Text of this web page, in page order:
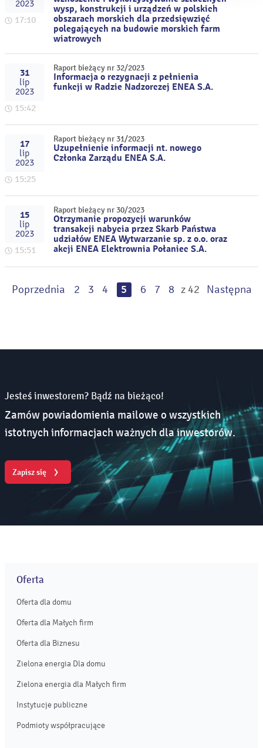
2023
17:10
wysp, konstrukcji i urządzeń w polskich
obszarach morskich dla przedsięwzięć
polegających na budowie morskich farm
wiatrowych
31
lip
2023
15:42
Raport bieżący nr 32/2023
Informacja o rezygnacji z pełnienia
funkcji w Radzie Nadzorczej ENEA S.A.
17
lip
2023
15:25
Raport bieżący nr 31/2023
Uzupełnienie informacji nt. nowego
Członka Zarządu ENEA S.A.
15
lip
2023
15:51
Raport bieżący nr 30/2023
Otrzymanie propozycji warunków
transakcji nabycia przez Skarb Państwa
udziałów ENEA Wytwarzanie sp. z o.o. oraz
akcji ENEA Elektrownia Połaniec S.A.
Poprzednia 2 3 4 5 6 7 8 z 42 Następna
Jesteś inwestorem? Bądź na bieżąco!
Zamów powiadomienia mailowe o wszystkich
istotnych informacjach ważnych dla inwestorów.
Zapisz się
Oferta
Oferta dla domu
Oferta dla Małych firm
Oferta dla Biznesu
Zielona energia Dla domu
Zielona energia dla Małych firm
Instytucje publiczne
Podmioty współpracujące